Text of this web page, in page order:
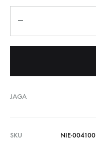
JAGA
SKU
NIE-004100